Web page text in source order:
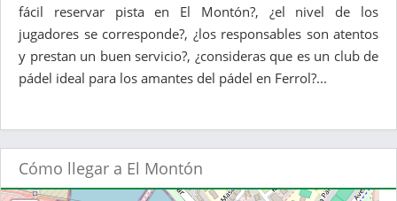
fácil reservar pista en El Montón?, ¿el nivel de los
jugadores se corresponde?, ¿los responsables son atentos
y prestan un buen servicio?, ¿consideras que es un club de
pádel ideal para los amantes del pádel en Ferrol?...
Cómo llegar a El Montón